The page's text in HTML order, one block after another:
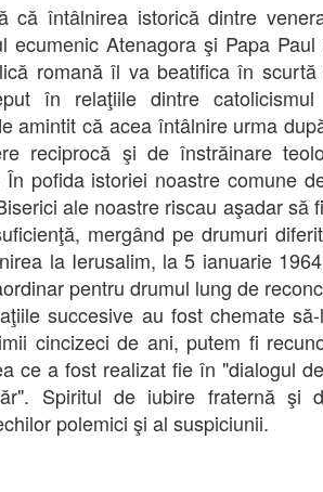
că întâlnirea istorică dintre
ecumenic Atenagora şi Papa
romană îl va beatifica în
în relaţiile dintre
amintit că acea întâlnire urma
reciprocă şi de înstrăinare
pofida istoriei noastre comune
ale noastre riscau aşadar să
mergând pe drumuri
la Ierusalim, la 5 ianuarie
pentru drumul lung de
succesive au fost chemate
cincizeci de ani, putem fi
ce a fost realizat fie în "dialogul
Spiritul de iubire fraternă şi
polemici şi al suspiciunii.